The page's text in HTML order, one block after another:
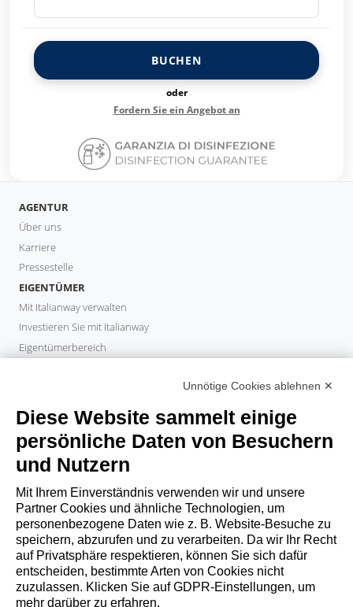
BUCHEN
oder
Fordern Sie ein Angebot an
AGENTUR
Über uns
Karriere
Pressestelle
EIGENTÜMER
Mit Italianway verwalten
Investieren Sie mit Italianway
Eigentümerbereich
Italianway Academy
GÄSTE
Aufenthalt buchen
Langzeitaufenthalte
Gästeerlebnisse
Rabatte fuer gaeste
Bedingungen für Unternehmen
booking@italianway.house
+390286882952
Unnötige Cookies ablehnen ✕
Diese Website sammelt einige
persönliche Daten von Besuchern
und Nutzern
Mit Ihrem Einverständnis verwenden wir und unsere
Partner Cookies und ähnliche Technologien, um
personenbezogene Daten wie z. B. Website-Besuche zu
speichern, abzurufen und zu verarbeiten. Da wir Ihr Recht
auf Privatsphäre respektieren, können Sie sich dafür
entscheiden, bestimmte Arten von Cookies nicht
zuzulassen. Klicken Sie auf GDPR-Einstellungen, um
mehr darüber zu erfahren.